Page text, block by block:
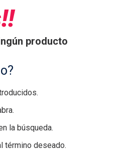
producto
la búsqueda.
término deseado.
jordan
hombre